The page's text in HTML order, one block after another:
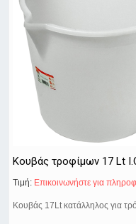
Κουβάς τροφίμων 17 Lt
Τιμή: Eπικοινωνήστε για
Κουβάς 17Lt κατάλληλος για